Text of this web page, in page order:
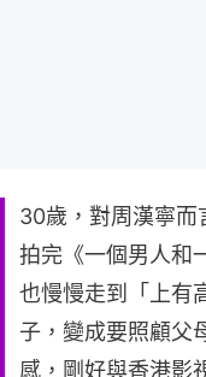
30歲，對周漢寧而
拍完《一個男人和
也慢慢走到「上有
子，變成要照顧父
感，剛好與香港影